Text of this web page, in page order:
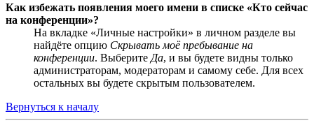
Как избежать появления моего имени в списке «Кто сейчас
на конференции»?
На вкладке «Личные настройки» в личном разделе вы
найдёте опцию Скрывать моё пребывание на
конференции. Выберите Да, и вы будете видны только
администраторам, модераторам и самому себе. Для всех
остальных вы будете скрытым пользователем.
Вернуться к началу